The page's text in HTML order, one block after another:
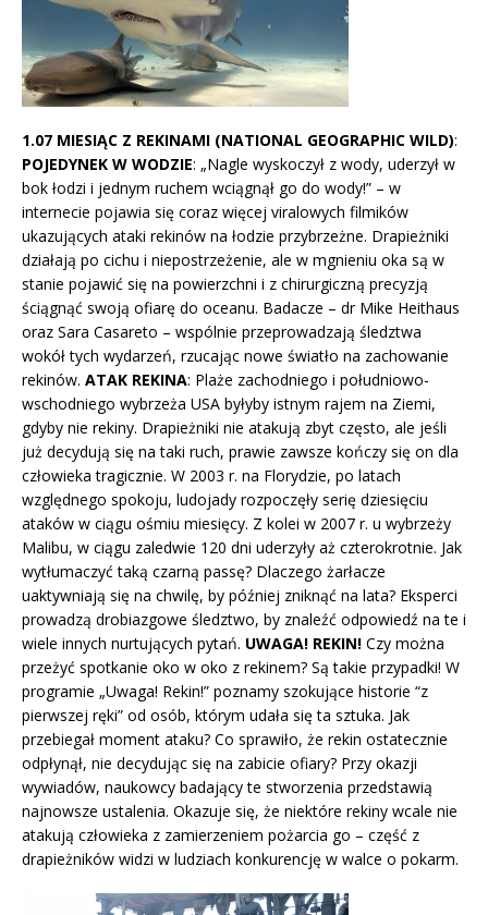
1.07 MIESIĄC Z REKINAMI (NATIONAL GEOGRAPHIC WILD):
POJEDYNEK W WODZIE: „Nagle wyskoczył z wody, uderzył w
bok łodzi i jednym ruchem wciągnął go do wody!” – w
internecie pojawia się coraz więcej viralowych filmików
ukazujących ataki rekinów na łodzie przybrzeżne. Drapieżniki
działają po cichu i niepostrzeżenie, ale w mgnieniu oka są w
stanie pojawić się na powierzchni i z chirurgiczną precyzją
ściągnąć swoją ofiarę do oceanu. Badacze – dr Mike Heithaus
oraz Sara Casareto – wspólnie przeprowadzają śledztwa
wokół tych wydarzeń, rzucając nowe światło na zachowanie
rekinów. ATAK REKINA: Plaże zachodniego i południowo-
wschodniego wybrzeża USA byłyby istnym rajem na Ziemi,
gdyby nie rekiny. Drapieżniki nie atakują zbyt często, ale jeśli
już decydują się na taki ruch, prawie zawsze kończy się on dla
człowieka tragicznie. W 2003 r. na Florydzie, po latach
względnego spokoju, ludojady rozpoczęły serię dziesięciu
ataków w ciągu ośmiu miesięcy. Z kolei w 2007 r. u wybrzeży
Malibu, w ciągu zaledwie 120 dni uderzyły aż czterokrotnie. Jak
wytłumaczyć taką czarną passę? Dlaczego żarłacze
uaktywniają się na chwilę, by później zniknąć na lata? Eksperci
prowadzą drobiazgowe śledztwo, by znaleźć odpowiedź na te i
wiele innych nurtujących pytań. UWAGA! REKIN! Czy można
przeżyć spotkanie oko w oko z rekinem? Są takie przypadki! W
programie „Uwaga! Rekin!” poznamy szokujące historie “z
pierwszej ręki” od osób, którym udała się ta sztuka. Jak
przebiegał moment ataku? Co sprawiło, że rekin ostatecznie
odpłynął, nie decydując się na zabicie ofiary? Przy okazji
wywiadów, naukowcy badający te stworzenia przedstawią
najnowsze ustalenia. Okazuje się, że niektóre rekiny wcale nie
atakują człowieka z zamierzeniem pożarcia go – część z
drapieżników widzi w ludziach konkurencję w walce o pokarm.